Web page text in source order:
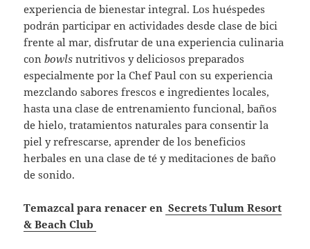
experiencia de bienestar integral. Los huéspedes
podrán participar en actividades desde clase de bici
frente al mar, disfrutar de una experiencia culinaria
conbowls nutritivos y deliciosos preparados
especialmente por la Chef Paul con su experiencia
mezclando sabores frescos e ingredientes locales,
hasta una clase de entrenamiento funcional, baños
de hielo, tratamientos naturales para consentir la
piel y refrescarse, aprender de los beneficios
herbales en una clase de té y meditaciones de baño
de sonido.
Temazcal para renacer en Secrets Tulum Resort
& Beach Club